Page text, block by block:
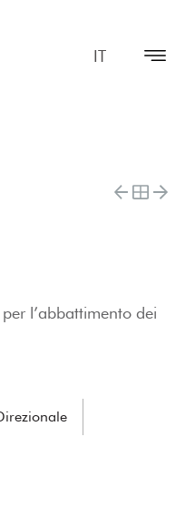
IT
l’abbattimento dei